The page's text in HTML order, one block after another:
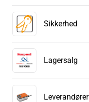
Sikkerhed
Lagersalg
Leverandører